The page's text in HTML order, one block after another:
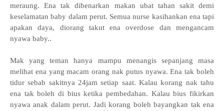
meraung. Ena tak dibenarkan makan ubat tahan sakit demi
keselamatan baby dalam perut. Semua nurse kasihankan ena tapi
apakan daya, diorang takut ena overdose dan mengancam
nyawa baby..
Mak yang teman hanya mampu menangis sepanjang masa
melihat ena yang macam orang nak putus nyawa. Ena tak boleh
tidur sebab sakitnya 24jam setiap saat. Kalau korang nak tahu
ena tak boleh di bius ketika pembedahan. Kalau bius fikirkan
nyawa anak dalam perut. Jadi korang boleh bayangkan tak ena